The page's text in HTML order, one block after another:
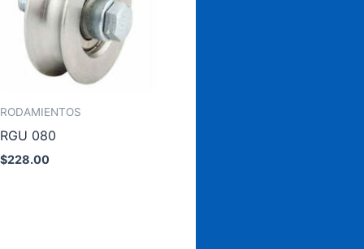
RODAMIENTOS
RGU 080
$228.00